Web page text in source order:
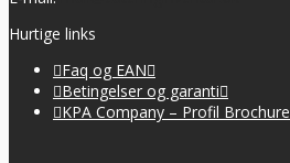
Hurtige links
Faq og EAN
Betingelser og garanti
KPA Company – Profil Brochure